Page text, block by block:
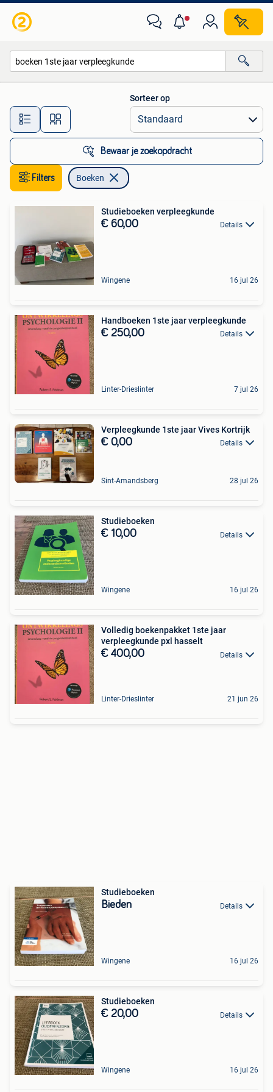
Alle afstanden…
Sorteer op
Bewaar je zoekopdracht
Filters Boeken
Studieboeken verpleegkunde
€ 60,00 Details
Wingene 16 jul 26
Handboeken 1ste jaar verpleegkunde
€ 250,00 Details
Linter-Drieslinter 7 jul 26
Verpleegkunde 1ste jaar Vives Kortrijk
€ 0,00 Details
Sint-Amandsberg 28 jul 26
Studieboeken
€ 10,00 Details
Wingene 16 jul 26
Volledig boekenpakket 1ste jaar
verpleegkunde pxl hasselt
€ 400,00 Details
Linter-Drieslinter 21 jun 26
Studieboeken
Bieden Details
Wingene 16 jul 26
Studieboeken
€ 20,00 Details
Wingene 16 jul 26